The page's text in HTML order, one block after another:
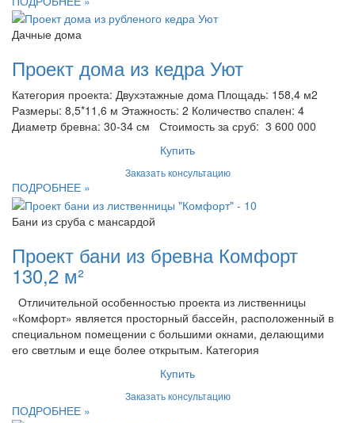
Дачные дома
Проект дома из кедра Уют
Категория проекта: Двухэтажные дома Площадь: 158,4 м2
Размеры: 8,5*11,6 м Этажность: 2 Количество спален: 4
Диаметр бревна: 30-34 см Стоимость за сруб: 3 600 000
Купить
Заказать консультацию
ПОДРОБНЕЕ »
Бани из сруба с мансардой
Проект бани из бревна Комфорт
130,2 м²
Отличительной особенностью проекта из лиственницы
«Комфорт» является просторный бассейн, расположенный в
специальном помещении с большими окнами, делающими
его светлым и еще более открытым. Категория
Купить
Заказать консультацию
ПОДРОБНЕЕ »